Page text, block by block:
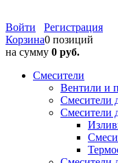
Войти
Регистрация
Корзина0 позиций
на сумму 0 руб.
Смесители
Вентили и
Смесители
Смесители